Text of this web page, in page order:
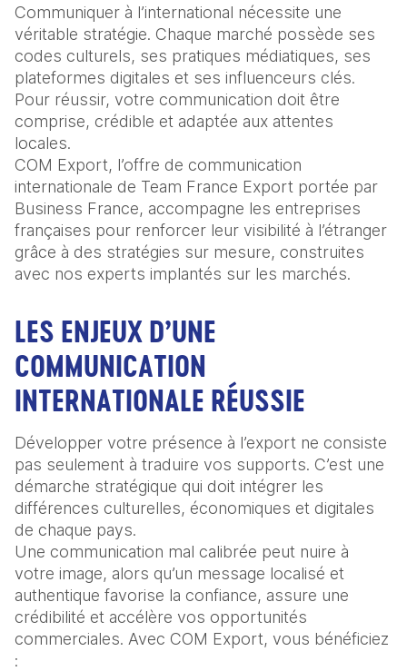
Communiquer à l’international nécessite une
véritable stratégie. Chaque marché possède ses
codes culturels, ses pratiques médiatiques, ses
plateformes digitales et ses influenceurs clés.
Pour réussir, votre communication doit être
comprise, crédible et adaptée aux attentes
locales.
COM Export, l’offre de communication
internationale de Team France Export portée par
Business France, accompagne les entreprises
françaises pour renforcer leur visibilité à l’étranger
grâce à des stratégies sur mesure, construites
avec nos experts implantés sur les marchés.
LES ENJEUX D’UNE
COMMUNICATION
INTERNATIONALE RÉUSSIE
Développer votre présence à l’export ne consiste
pas seulement à traduire vos supports. C’est une
démarche stratégique qui doit intégrer les
différences culturelles, économiques et digitales
de chaque pays.
Une communication mal calibrée peut nuire à
votre image, alors qu’un message localisé et
authentique favorise la confiance, assure une
crédibilité et accélère vos opportunités
commerciales. Avec COM Export, vous bénéficiez
: